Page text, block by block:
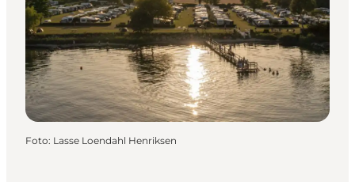
Foto: Lasse Loendahl Henriksen